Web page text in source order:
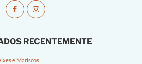
RECENTEMENTE
e Mariscos